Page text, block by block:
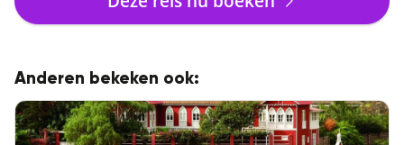
Anderen bekeken ook: